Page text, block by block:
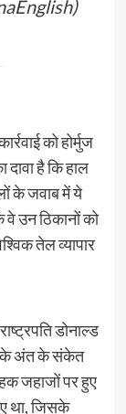
को होर्मुज
है कि हाल
के जवाब में ये
उन ठिकानों को
तेल व्यापार
डोनाल्ड
के अंत के संकेत
जहाजों पर हुए
था, जिसके